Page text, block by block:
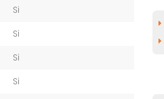
Si
Si
Si
Si